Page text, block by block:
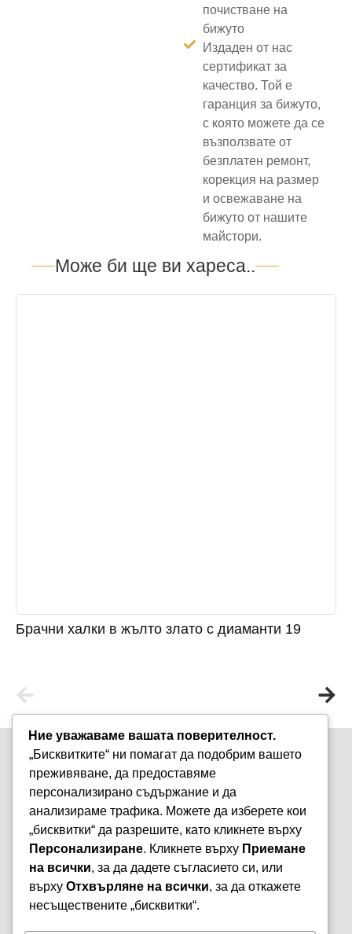
почистване на
бижуто
Издаден от нас
сертификат за
качество. Той е
гаранция за бижуто,
с която можете да се
възползвате от
безплатен ремонт,
корекция на размер
и освежаване на
бижуто от нашите
майстори.
Може би ще ви хареса..
Брачни халки в жълто злато с диаманти 19
Варна, бул. „Княз Борис I-ви“ 47
+359 899 980 729
aristostore@abv.bg
Информация
Контакти
Политика за
Моят профил
Профил
Поръчки
Ние уважаваме вашата поверителност.
„Бисквитките“ ни помагат да подобрим вашето
преживяване, да предоставяме
персонализирано съдържание и да
анализираме трафика. Можете да изберете кои
„бисквитки“ да разрешите, като кликнете върху
Персонализиране. Кликнете върху Приемане
на всички, за да дадете съгласието си, или
върху Отхвърляне на всички, за да откажете
несъществените „бисквитки“.